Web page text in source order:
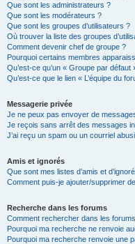
Que sont les administrateurs ?
Que sont les modérateurs ?
Que sont les groupes d’utilisateurs ?
Où trouver la liste des groupes
Comment devenir chef de groupe ?
Pourquoi certains membres
Qu’est-ce qu’un « Groupe par défaut
Qu’est-ce que le lien « L’équipe du
Messagerie privée
Je ne peux pas envoyer de
Je reçois sans arrêt des messages
J’ai reçu un spam ou un courriel
Amis et ignorés
Que sont mes listes d’amis et
Comment puis-je ajouter/supprimer
Recherche dans les forums
Comment rechercher dans les
Pourquoi ma recherche ne renvoie
Pourquoi ma recherche renvoie une